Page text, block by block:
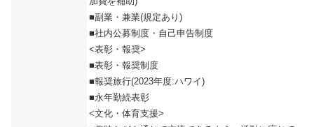
■副業・兼業(規定あり)
■社内公募制度・自己申告制度
<表彰・報奨>
■表彰・報奨制度
■報奨旅行(2023年度:ハワイ)
■永年勤続表彰
<文化・体育支援>